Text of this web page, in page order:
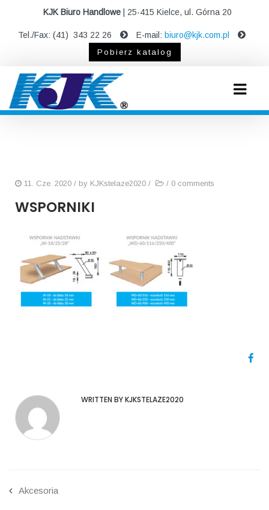
KJK Biuro Handlowe| 25-415 Kielce, ul. Górna 20
Tel./Fax: (41) 343 22 26 E-mail: biuro@kjk.com.pl
Pobierz katalog
11. Cze. 2020 / by KJKstelaze2020 / / 0 comments
WSPORNIKI
WRITTEN BY KJKSTELAZE2020
Akcesoria